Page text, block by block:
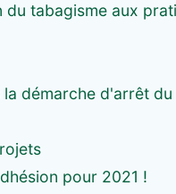
tabagisme aux
démarche d'arrêt
pour 2021 !